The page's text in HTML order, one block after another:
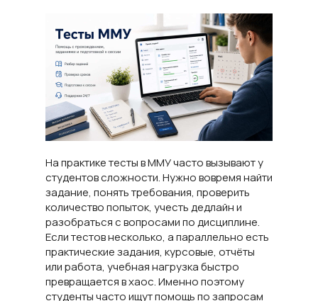
На практике тесты в ММУ часто вызывают у
студентов сложности. Нужно вовремя найти
задание, понять требования, проверить
количество попыток, учесть дедлайн и
разобраться с вопросами по дисциплине.
Если тестов несколько, а параллельно есть
практические задания, курсовые, отчёты
или работа, учебная нагрузка быстро
превращается в хаос. Именно поэтому
студенты часто ищут помощь по запросам